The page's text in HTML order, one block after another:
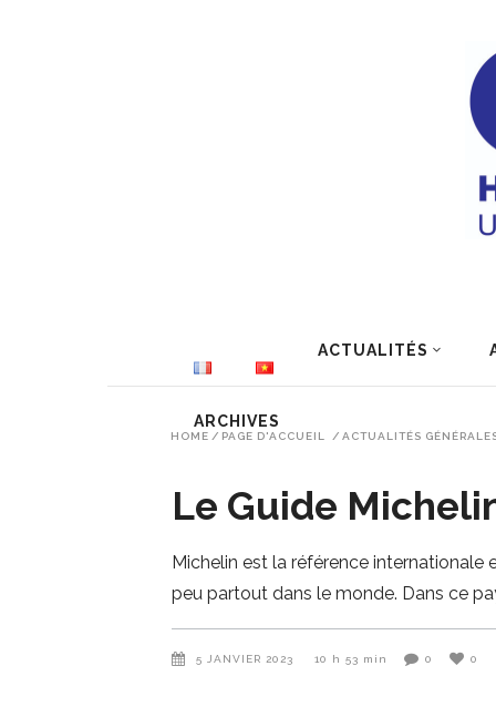
ACTUALITÉS
ARCHIVES
HOME / PAGE D'ACCUEIL / ACTUALITÉS
Le Guide
Michelin est la référence internationale
peu partout dans le monde. Dans ce
5 JANVIER 2023 10 h 53 min 0 0